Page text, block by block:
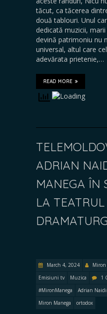
tăcut, ca tăcerea
două tablouri. Unul
dedicată muzicii,
devină patrimoniu nu
universal, altul care
adevărata prietenie,…
READ MORE
ADRIAN
MANEGA ÎN
LA TEATRUL
March 4, 2024 Miron
Emisiuni tv
Muzica 1
#MironManega
Adrian
Miron Manega
ortodox